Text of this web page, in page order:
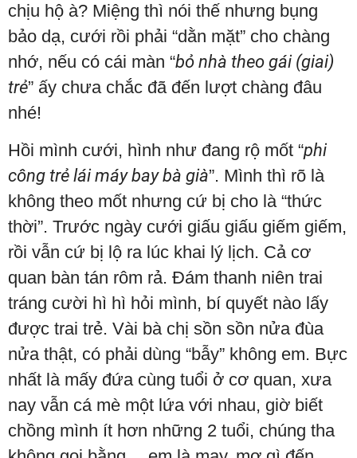
chịu hộ à? Miệng thì nói thế nhưng bụng
bảo dạ, cưới rồi phải “dằn mặt” cho chàng
nhớ, nếu có cái màn “bỏ nhà theo gái (giai)
trẻ” ấy chưa chắc đã đến lượt chàng đâu
nhé!
Hồi mình cưới, hình như đang rộ mốt “phi
công trẻ lái máy bay bà già”. Mình thì rõ là
không theo mốt nhưng cứ bị cho là “thức
thời”. Trước ngày cưới giấu giấu giếm giếm,
rồi vẫn cứ bị lộ ra lúc khai lý lịch. Cả cơ
quan bàn tán rôm rả. Đám thanh niên trai
tráng cười hì hì hỏi mình, bí quyết nào lấy
được trai trẻ. Vài bà chị sồn sồn nửa đùa
nửa thật, có phải dùng “bẫy” không em. Bực
nhất là mấy đứa cùng tuổi ở cơ quan, xưa
nay vẫn cá mè một lứa với nhau, giờ biết
chồng mình ít hơn những 2 tuổi, chúng tha